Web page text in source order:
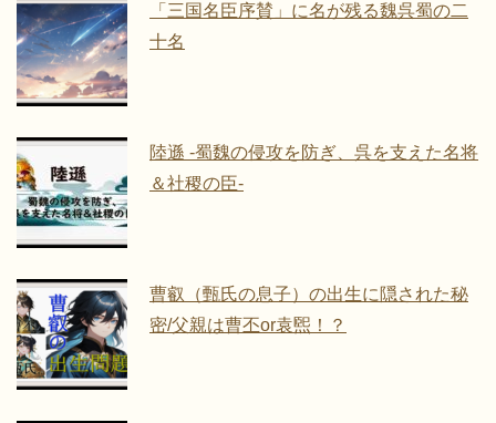
「三国名臣序賛」に名が残る魏呉蜀の二
十名
陸遜 -蜀魏の侵攻を防ぎ、呉を支えた名将
＆社稷の臣-
曹叡（甄氏の息子）の出生に隠された秘
密/父親は曹丕or袁煕！？